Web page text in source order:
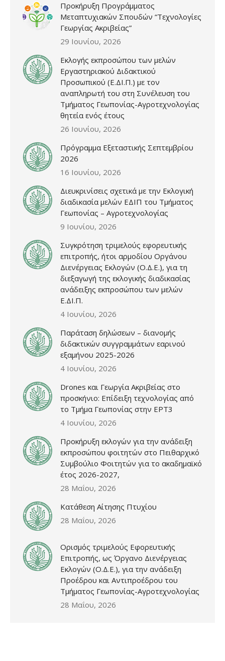
Προκήρυξη Προγράμματος
Μεταπτυχιακών Σπουδών “Τεχνολογίες
Γεωργίας Ακριβείας”
29 Ιουνίου, 2026
Εκλογής εκπροσώπου των μελών
Εργαστηριακού Διδακτικού
Προσωπικού (Ε.ΔΙ.Π.) με τον
αναπληρωτή του στη Συνέλευση του
Τμήματος Γεωπονίας-Αγροτεχνολογίας
θητεία ενός έτους
26 Ιουνίου, 2026
Πρόγραμμα Εξεταστικής Σεπτεμβρίου
2026
16 Ιουνίου, 2026
Διευκρινίσεις σχετικά με την Εκλογική
διαδικασία μελών ΕΔΙΠ του Τμήματος
Γεωπονίας – Αγροτεχνολογίας
9 Ιουνίου, 2026
Συγκρότηση τριμελούς εφορευτικής
επιτροπής, ήτοι αρμοδίου Οργάνου
Διενέργειας Εκλογών (Ο.Δ.Ε.), για τη
διεξαγωγή της εκλογικής διαδικασίας
ανάδειξης εκπροσώπου των μελών
Ε.ΔΙ.Π.
4 Ιουνίου, 2026
Παράταση δηλώσεων – διανομής
διδακτικών συγγραμμάτων εαρινού
εξαμήνου 2025-2026
4 Ιουνίου, 2026
Drones και Γεωργία Ακριβείας στο
προσκήνιο: Επίδειξη τεχνολογίας από
το Τμήμα Γεωπονίας στην ΕΡΤ3
4 Ιουνίου, 2026
Προκήρυξη εκλογών για την ανάδειξη
εκπροσώπου φοιτητών στο Πειθαρχικό
Συμβούλιο Φοιτητών για το ακαδημαϊκό
έτος 2026-2027,
28 Μαΐου, 2026
Κατάθεση Αίτησης Πτυχίου
28 Μαΐου, 2026
Ορισμός τριμελούς Εφορευτικής
Επιτροπής, ως Όργανο Διενέργειας
Εκλογών (Ο.Δ.Ε.), για την ανάδειξη
Προέδρου και Αντιπροέδρου του
Τμήματος Γεωπονίας-Αγροτεχνολογίας
28 Μαΐου, 2026